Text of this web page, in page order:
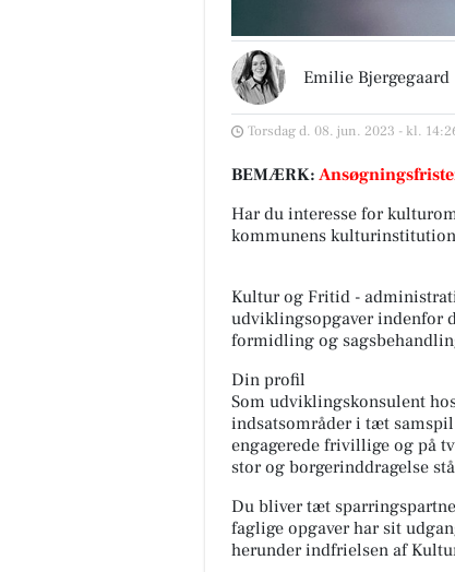
Emilie Bjergegaard
Torsdag d. 08. jun. 2023 - kl.
BEMÆRK:
Har du interesse for
kommunens
Kultur og Fritid -
udviklingsopgaver indenfor
formidling og
Din profil
Som udviklingskonsulent
indsatsområder i tæt
engagerede frivillige og på
stor og borgerinddragelse
Du bliver tæt
faglige opgaver har sit
herunder indfrielsen af
Mæglerhuset -
Larsen
EKSKLUSIV EJENDOM
FJORDUDSIGT OG STOR
LØGSTED 🤩 📍